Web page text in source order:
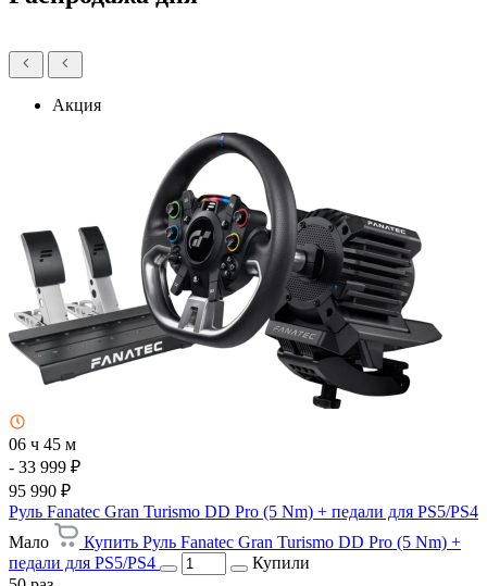
Акция
06 ч 45 м
- 33 999 ₽
95 990 ₽
Руль Fanatec Gran Turismo DD Pro (5 Nm) + педали для PS5/PS4
Мало
Купить Руль Fanatec Gran Turismo DD Pro (5 Nm) +
педали для PS5/PS4
Купили